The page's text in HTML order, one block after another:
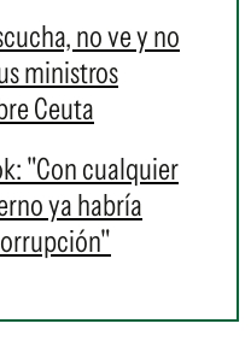
no ve y no
ministros
Ceuta
"Con cualquier
ya habría